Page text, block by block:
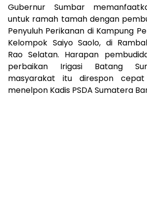
Gubernur Sumbar
untuk ramah tamah dengan
Penyuluh Perikanan di Kampung
Kelompok Saiyo Saolo, di
Rao Selatan. Harapan
perbaikan Irigasi Batang
masyarakat itu direspon
menelpon Kadis PSDA Sumatera